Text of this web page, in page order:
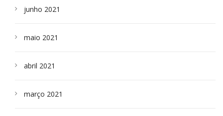
junho 2021
maio 2021
abril 2021
março 2021